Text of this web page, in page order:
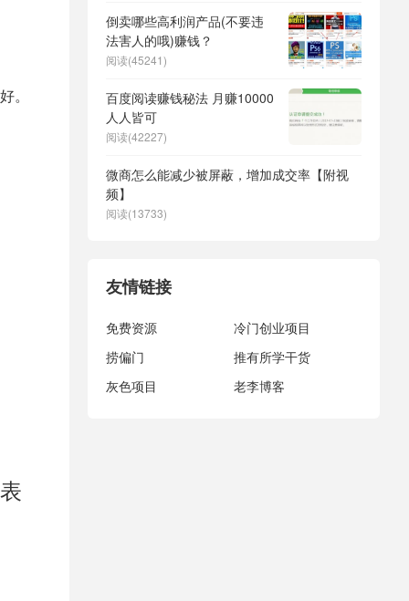
。
倒卖哪些高利润产品(不要违
法害人的哦)赚钱？
阅读(45241)
百度阅读赚钱秘法 月赚10000
人人皆可
阅读(42227)
微商怎么能减少被屏蔽，增加成交率【附视
频】
阅读(13733)
友情链接
免费资源
冷门创业项目
捞偏门
推有所学干货
灰色项目
老李博客